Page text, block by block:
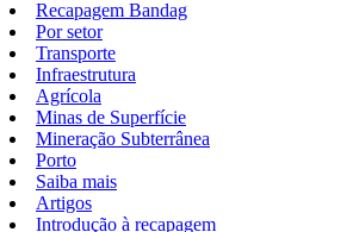
Recapagem Bandag
Por setor
Transporte
Infraestrutura
Agrícola
Minas de Superfície
Mineração Subterrânea
Porto
Saiba mais
Artigos
Introdução à recapagem